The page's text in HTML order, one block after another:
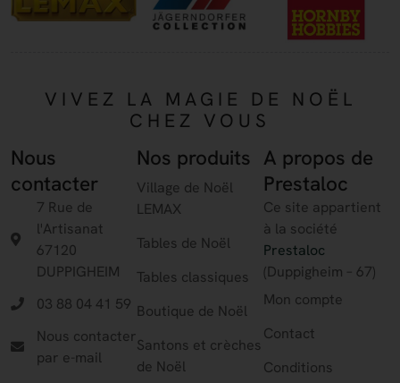
VIVEZ LA MAGIE DE NOËL
CHEZ VOUS
Nous
contacter
7 Rue de
l'Artisanat
67120
DUPPIGHEIM
03 88 04 41 59
Nous contacter
par e-mail
Nos produits
Village de Noël
LEMAX
Tables de Noël
Tables classiques
Boutique de Noël
Santons et crèches
de Noël
A propos de
Prestaloc
Ce site appartient
à la société
Prestaloc
(Duppigheim – 67)
Mon compte
Contact
Conditions